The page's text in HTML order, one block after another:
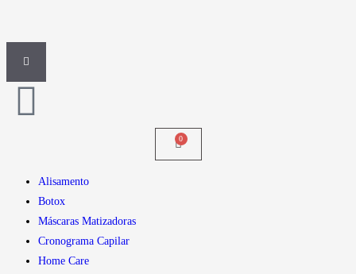
Alisamento
Botox
Máscaras Matizadoras
Cronograma Capilar
Home Care